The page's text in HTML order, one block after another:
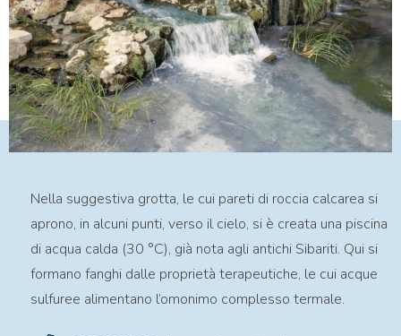
Nella suggestiva grotta, le cui pareti di roccia calcarea si
aprono, in alcuni punti, verso il cielo, si è creata una piscina
di acqua calda (30 °C), già nota agli antichi Sibariti. Qui si
formano fanghi dalle proprietà terapeutiche, le cui acque
sulfuree alimentano l’omonimo complesso termale.